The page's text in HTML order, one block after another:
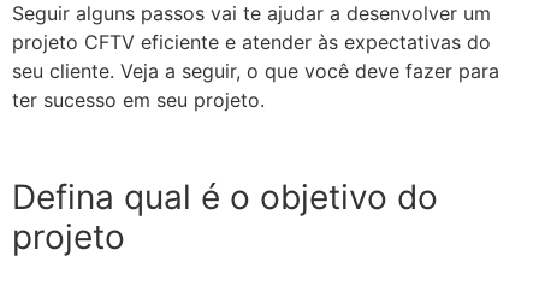
Seguir alguns passos vai te ajudar a desenvolver um
projeto CFTV eficiente e atender às expectativas do
seu cliente. Veja a seguir, o que você deve fazer para
ter sucesso em seu projeto.
Defina qual é o objetivo do
projeto